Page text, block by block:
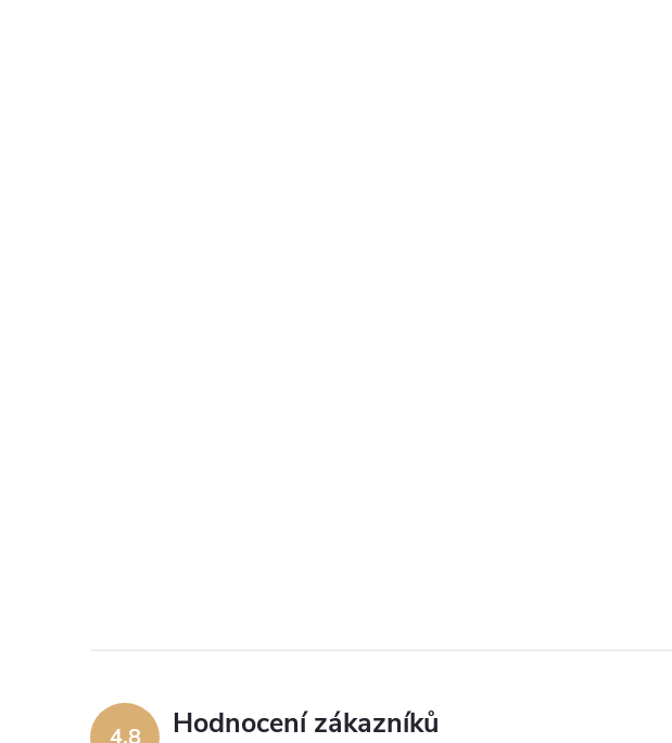
4,8 Hodnocení zákazníků